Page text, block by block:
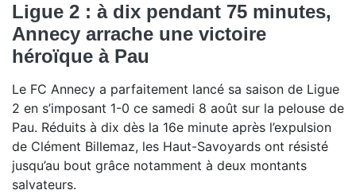
Ligue 2 : à dix pendant 75 minutes,
Annecy arrache une victoire
héroïque à Pau
Le FC Annecy a parfaitement lancé sa saison de Ligue
2 en s’imposant 1-0 ce samedi 8 août sur la pelouse de
Pau. Réduits à dix dès la 16e minute après l’expulsion
de Clément Billemaz, les Haut-Savoyards ont résisté
jusqu’au bout grâce notamment à deux montants
salvateurs.